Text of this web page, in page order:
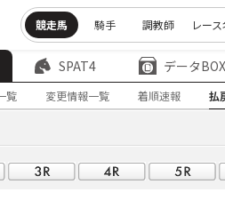
競走馬 騎手 調教師 レース
SPAT4 データBOX
覧 変更情報一覧 着順速報 払